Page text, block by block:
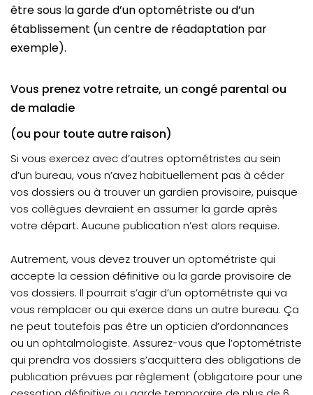
être sous la garde d’un optométriste ou d’un
établissement (un centre de réadaptation par
exemple).
Vous prenez votre retraite, un congé parental ou
de maladie
(ou pour toute autre raison)
Si vous exercez avec d’autres optométristes au sein
d’un bureau, vous n’avez habituellement pas à céder
vos dossiers ou à trouver un gardien provisoire, puisque
vos collègues devraient en assumer la garde après
votre départ. Aucune publication n’est alors requise.
Autrement, vous devez trouver un optométriste qui
accepte la cession définitive ou la garde provisoire de
vos dossiers. Il pourrait s’agir d’un optométriste qui va
vous remplacer ou qui exerce dans un autre bureau. Ça
ne peut toutefois pas être un opticien d’ordonnances
ou un ophtalmologiste. Assurez-vous que l’optométriste
qui prendra vos dossiers s’acquittera des obligations de
publication prévues par règlement (obligatoire pour une